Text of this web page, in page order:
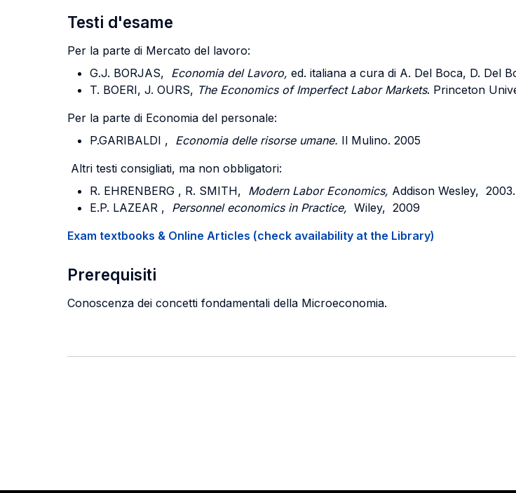
Testi d'esame
Per la parte di Mercato del lavoro:
G.J. BORJAS, Economia del Lavoro, ed. italiana a cura di A. Del Boca, D. Del
T. BOERI, J. OURS, The Economics of Imperfect Labor Markets. Princeton
Per la parte di Economia del personale:
P.GARIBALDI , Economia delle risorse umane. Il Mulino. 2005
Altri testi consigliati, ma non obbligatori:
R. EHRENBERG , R. SMITH, Modern Labor Economics, Addison Wesley, 2003.
E.P. LAZEAR , Personnel economics in Practice, Wiley, 2009
Exam textbooks & Online Articles (check availability at the Library)
Prerequisiti
Conoscenza dei concetti fondamentali della Microeconomia.